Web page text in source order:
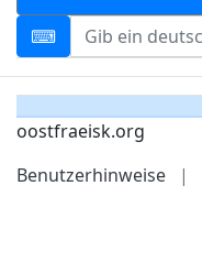
oostfraeisk.org
Benutzerhinweise
|